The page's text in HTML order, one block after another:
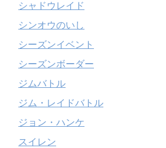
シャドウレイド
シンオウのいし
シーズンイベント
シーズンボーダー
ジムバトル
ジム・レイドバトル
ジョン・ハンケ
スイレン